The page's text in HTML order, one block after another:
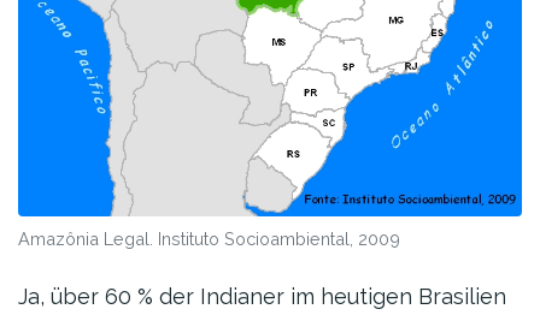
Amazônia Legal. Instituto Socioambiental, 2009
Ja, über 60 % der Indianer im heutigen Brasilien